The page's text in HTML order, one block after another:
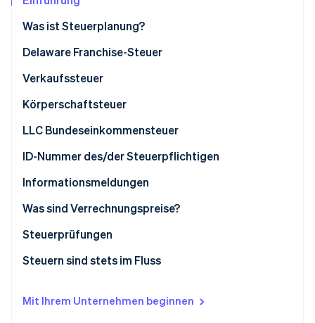
Betrugsprävention
Atlas
Climate
CO₂-Entnahme
Online-Identitätsprüfung
Stripe-Sessions 2026
Erfahren Sie, wie Stripe Lösungen für
Jetzt ansehen
Stripe App-Marktplatz
Was ist Steuerplanung?
Delaware Franchise-Steuer
Verkaufssteuer
Körperschaftsteuer
LLC Bundeseinkommensteuer
ID-Nummer des/der Steuerpflichtigen
Informationsmeldungen
Was sind Verrechnungspreise?
Angemessene Preise
Beispiele für Verrechnungspreise
Steuerprüfungen
Steuern sind stets im Fluss
Mit Ihrem Unternehmen beginnen